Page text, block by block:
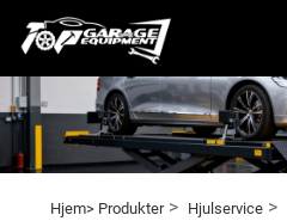
Hjem> Produkter> Hjulservice>